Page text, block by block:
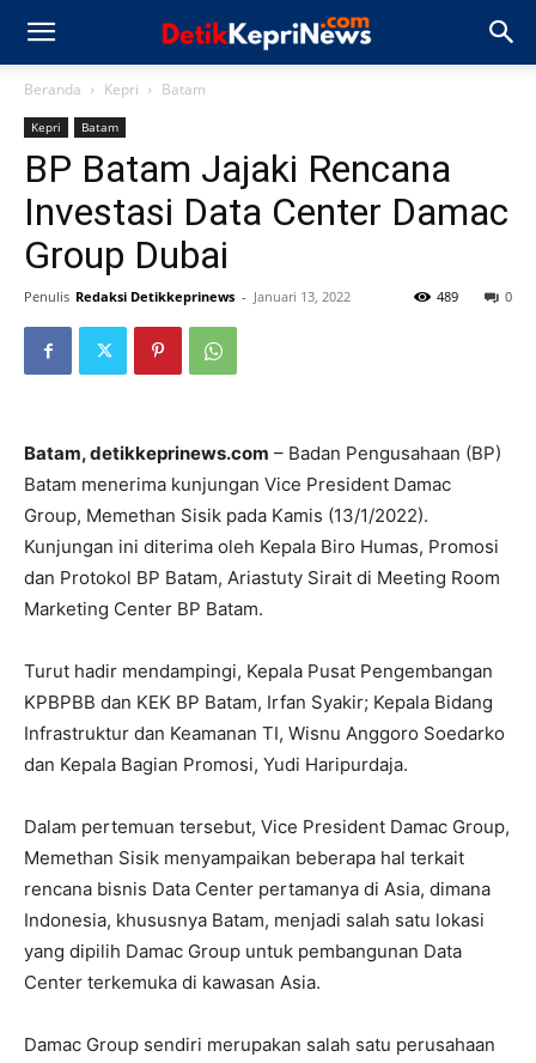
Beranda Kepri Batam
Kepri Batam
BP Batam Jajaki Rencana
Investasi Data Center Damac
Group Dubai
Penulis Redaksi Detikkeprinews - Januari 13, 2022 0
489
Batam, detikkeprinews.com – Badan Pengusahaan (BP)
Batam menerima kunjungan Vice President Damac
Group, Memethan Sisik pada Kamis (13/1/2022).
Kunjungan ini diterima oleh Kepala Biro Humas, Promosi
dan Protokol BP Batam, Ariastuty Sirait di Meeting Room
Marketing Center BP Batam.
Turut hadir mendampingi, Kepala Pusat Pengembangan
KPBPBB dan KEK BP Batam, Irfan Syakir; Kepala Bidang
Infrastruktur dan Keamanan TI, Wisnu Anggoro Soedarko
dan Kepala Bagian Promosi, Yudi Haripurdaja.
Dalam pertemuan tersebut, Vice President Damac Group,
Memethan Sisik menyampaikan beberapa hal terkait
rencana bisnis Data Center pertamanya di Asia, dimana
Indonesia, khususnya Batam, menjadi salah satu lokasi
yang dipilih Damac Group untuk pembangunan Data
Center terkemuka di kawasan Asia.
Damac Group sendiri merupakan salah satu perusahaan